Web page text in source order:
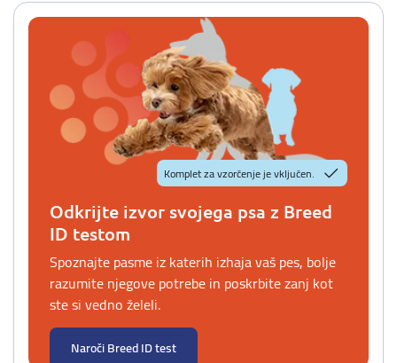
Komplet za vzorčenje je vključen.
Odkrijte izvor svojega psa z Breed
ID testom
Spoznajte pasme iz katerih izhaja vaš pes, bolje
razumite njegove potrebe in poskrbite zanj kot
ste si vedno želeli.
Naroči Breed ID test